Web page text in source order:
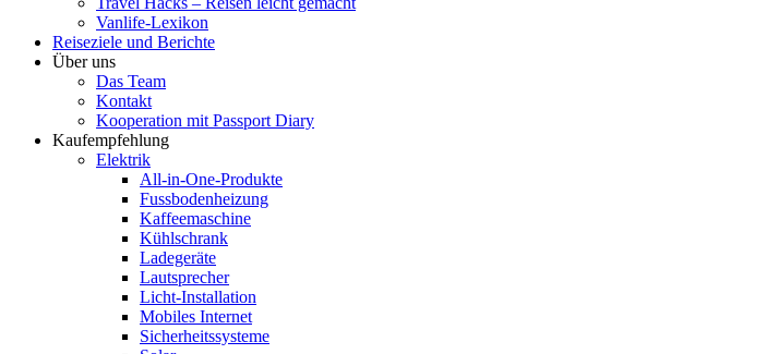
Vanlife-Lexikon
Reiseziele und Berichte
Über uns
Das Team
Kontakt
Kooperation mit Passport Diary
Kaufempfehlung
Elektrik
All-in-One-Produkte
Fussbodenheizung
Kaffeemaschine
Kühlschrank
Ladegeräte
Lautsprecher
Licht-Installation
Mobiles Internet
Sicherheitssysteme